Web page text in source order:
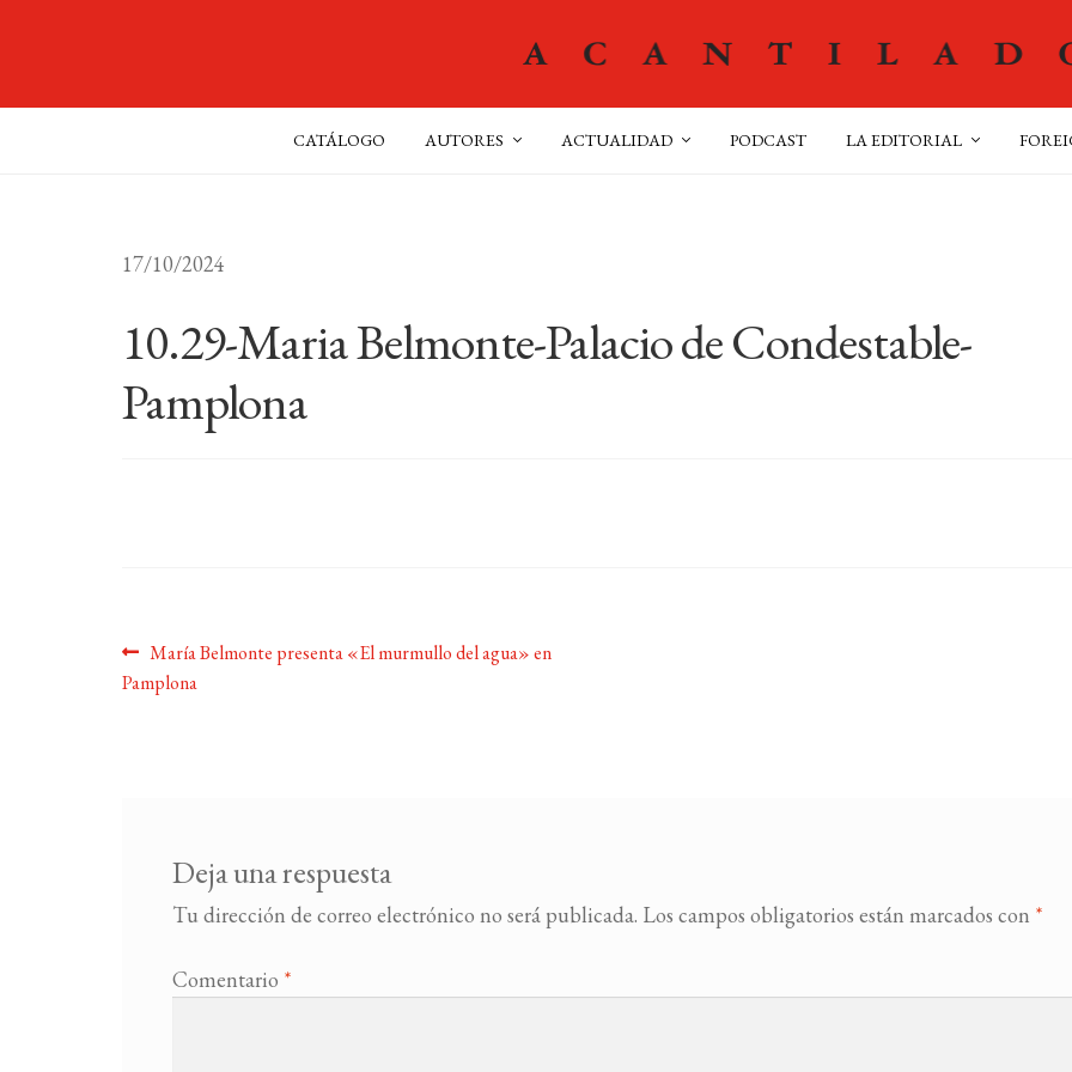
CATÁLOGO AUTORES ACTUALIDAD PODCAST LA EDITORIAL
17/10/2024
10.29-Maria Belmonte-Palacio de Condestable-
Pamplona
Navegación
de
Anterior:
María Belmonte presenta «El murmullo del agua» en
Pamplona
Deja una respuesta
Tu dirección de correo electrónico no será publicada. Los campos obligatorios están marcados con *
Comentario *